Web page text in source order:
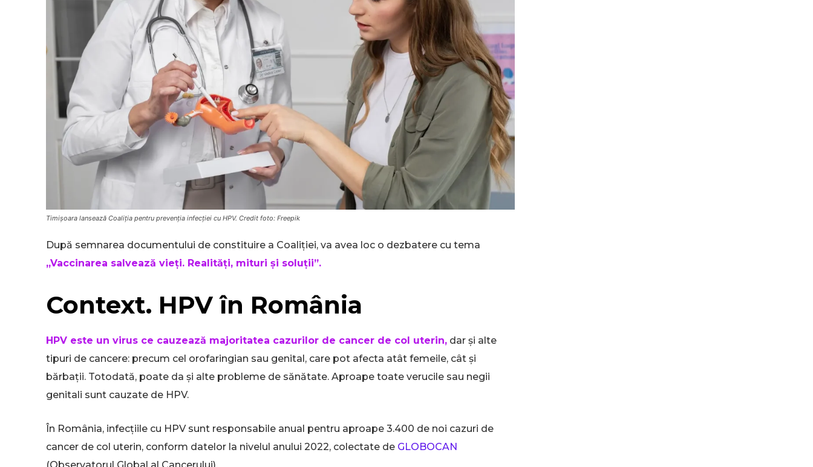
Timișoara lansează Coaliția pentru prevenția infecției cu HPV. Credit foto: Freepik
După semnarea documentului de constituire a Coaliției, va avea loc o dezbatere cu tema
„Vaccinarea salvează vieți. Realități, mituri și soluții”.
Context. HPV în România
HPV este un virus ce cauzează majoritatea cazurilor de cancer de col uterin, dar și alte
tipuri de cancere: precum cel orofaringian sau genital, care pot afecta atât femeile, cât și
bărbații. Totodată, poate da și alte probleme de sănătate. Aproape toate verucile sau negii
genitali sunt cauzate de HPV.
În România, infecțiile cu HPV sunt responsabile anual pentru aproape 3.400 de noi cazuri de
cancer de col uterin, conform datelor la nivelul anului 2022, colectate de GLOBOCAN